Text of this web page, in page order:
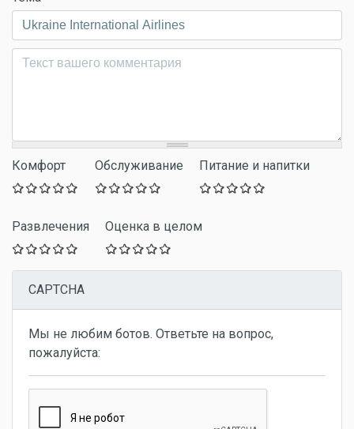
Комментарий*
Комфорт Обслуживание Питание и напитки
Развлечения Оценка в целом
CAPTCHA
Мы не любим ботов. Ответьте на вопрос,
пожалуйста: